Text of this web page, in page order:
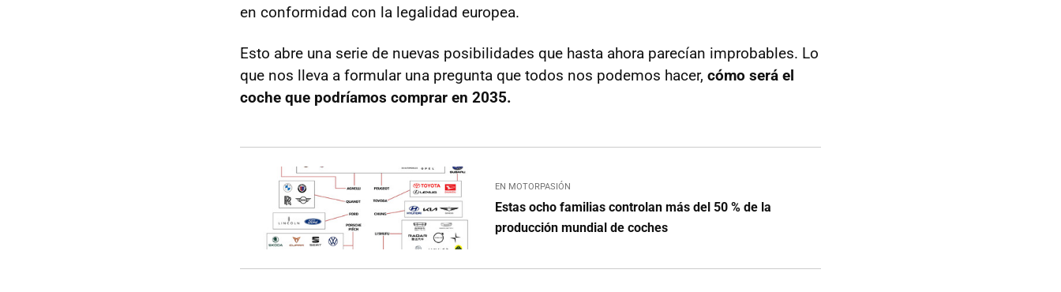
en conformidad con la legalidad europea.
Esto abre una serie de nuevas posibilidades que hasta ahora parecían improbables. Lo
que nos lleva a formular una pregunta que todos nos podemos hacer, cómo será el
coche que podríamos comprar en 2035.
EN MOTORPASIÓN
Estas ocho familias controlan más del 50 % de la
producción mundial de coches